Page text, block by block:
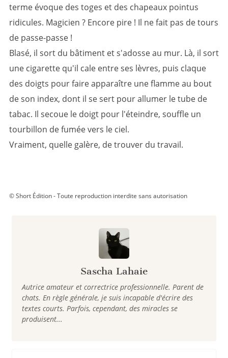
Sascha Lahaie
Autrice amateur et correctrice professionnelle. Parent de
chats. En règle générale, je suis incapable d'écrire des
textes courts. Parfois, cependant, des miracles se
produisent...
terme évoque des toges et des chapeaux pointus
ridicules. Magicien ? Encore pire ! Il ne fait pas de tours
de passe-passe !
Blasé, il sort du bâtiment et s'adosse au mur. Là, il sort
une cigarette qu'il cale entre ses lèvres, puis claque
des doigts pour faire apparaître une flamme au bout
de son index, dont il se sert pour allumer le tube de
tabac. Il secoue le doigt pour l'éteindre, souffle un
tourbillon de fumée vers le ciel.
Vraiment, quelle galère, de trouver du travail.
© Short Édition - Toute reproduction interdite sans autorisation